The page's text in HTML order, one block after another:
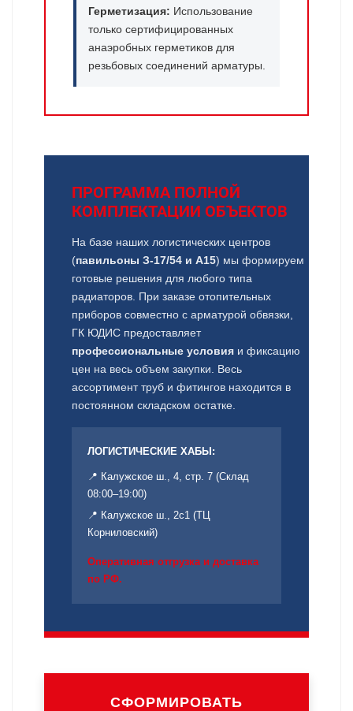
Герметизация: Использование
только сертифицированных
анаэробных герметиков для
резьбовых соединений арматуры.
ПРОГРАММА ПОЛНОЙ
КОМПЛЕКТАЦИИ ОБЪЕКТОВ
На базе наших логистических центров
(павильоны З-17/54 и А15) мы формируем
готовые решения для любого типа
радиаторов. При заказе отопительных
приборов совместно с арматурой обвязки,
ГК ЮДИС предоставляет
профессиональные условия и фиксацию
цен на весь объем закупки. Весь
ассортимент труб и фитингов находится в
постоянном складском остатке.
ЛОГИСТИЧЕСКИЕ ХАБЫ:
📍 Калужское ш., 4, стр. 7 (Склад
08:00–19:00)
📍 Калужское ш., 2с1 (ТЦ
Корниловский)
Оперативная отгрузка и доставка
по РФ.
СФОРМИРОВАТЬ